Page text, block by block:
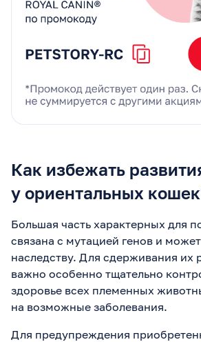
Как избежать
у ориентальных
Большая часть характерных для
связана с мутацией генов и
наследству. Для сдерживания их
важно особенно тщательно
здоровье всех племенных
на возможные заболевания.
Для предупреждения